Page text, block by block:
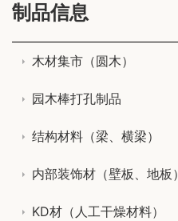
制品信息
木材集市（圆木）
园木棒打孔制品
结构材料（梁、横梁）
内部装饰材（壁板、地板）
KD材（人工干燥材料）